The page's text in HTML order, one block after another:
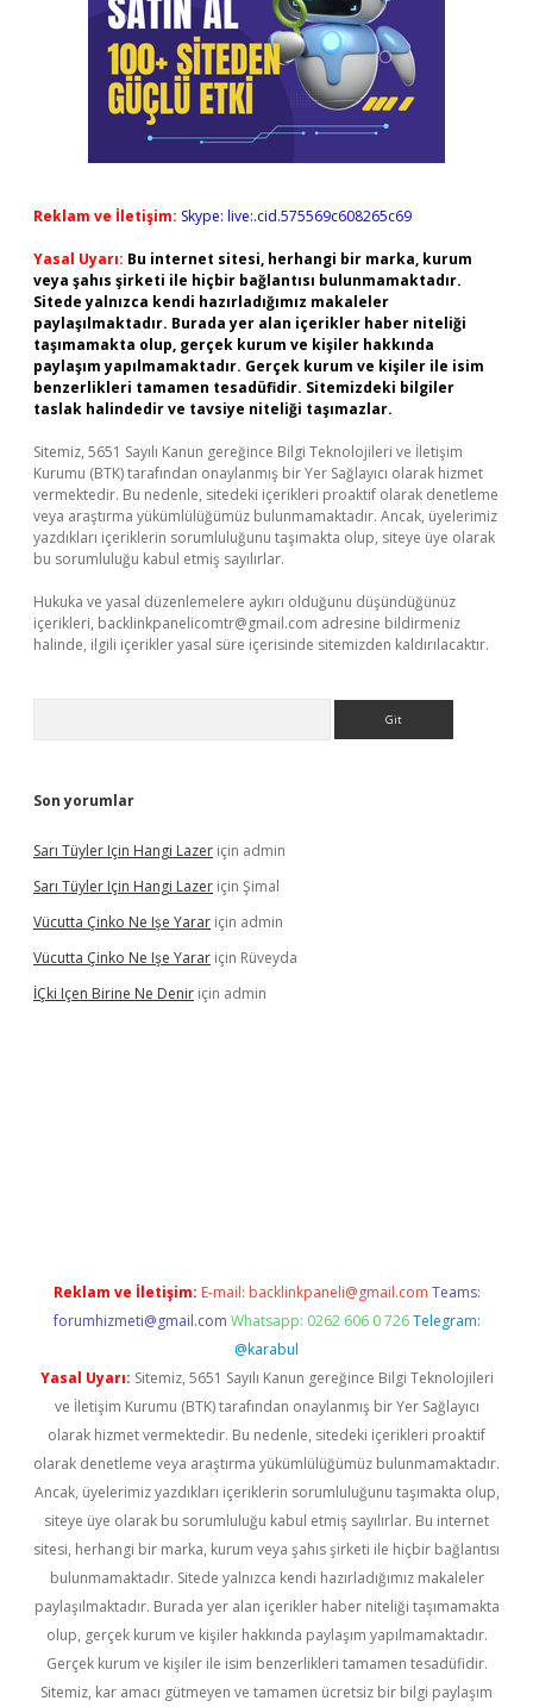
Reklam ve İletişim: Skype: live:.cid.575569c608265c69
Yasal Uyarı: Bu internet sitesi, herhangi bir marka, kurum
veya şahıs şirketi ile hiçbir bağlantısı bulunmamaktadır.
Sitede yalnızca kendi hazırladığımız makaleler
paylaşılmaktadır. Burada yer alan içerikler haber niteliği
taşımamakta olup, gerçek kurum ve kişiler hakkında
paylaşım yapılmamaktadır. Gerçek kurum ve kişiler ile isim
benzerlikleri tamamen tesadüfidir. Sitemizdeki bilgiler
taslak halindedir ve tavsiye niteliği taşımazlar.
Sitemiz, 5651 Sayılı Kanun gereğince Bilgi Teknolojileri ve İletişim
Kurumu (BTK) tarafından onaylanmış bir Yer Sağlayıcı olarak hizmet
vermektedir. Bu nedenle, sitedeki içerikleri proaktif olarak denetleme
veya araştırma yükümlülüğümüz bulunmamaktadır. Ancak, üyelerimiz
yazdıkları içeriklerin sorumluluğunu taşımakta olup, siteye üye olarak
bu sorumluluğu kabul etmiş sayılırlar.
Hukuka ve yasal düzenlemelere aykırı olduğunu düşündüğünüz
içerikleri, backlinkpanelicomtr@gmail.com adresine bildirmeniz
halinde, ilgili içerikler yasal süre içerisinde sitemizden kaldırılacaktır.
Son yorumlar
Sarı Tüyler Için Hangi Lazer için admin
Sarı Tüyler Için Hangi Lazer için Şimal
Vücutta Çinko Ne Işe Yarar için admin
Vücutta Çinko Ne Işe Yarar için Rüveyda
İÇki Içen Birine Ne Denir için admin
Reklam ve İletişim: E-mail: backlinkpaneli@gmail.com Teams:
forumhizmeti@gmail.com Whatsapp: 0262 606 0 726 Telegram:
@karabul
Yasal Uyarı: Sitemiz, 5651 Sayılı Kanun gereğince Bilgi Teknolojileri
ve İletişim Kurumu (BTK) tarafından onaylanmış bir Yer Sağlayıcı
olarak hizmet vermektedir. Bu nedenle, sitedeki içerikleri proaktif
olarak denetleme veya araştırma yükümlülüğümüz bulunmamaktadır.
Ancak, üyelerimiz yazdıkları içeriklerin sorumluluğunu taşımakta olup,
siteye üye olarak bu sorumluluğu kabul etmiş sayılırlar. Bu internet
sitesi, herhangi bir marka, kurum veya şahıs şirketi ile hiçbir bağlantısı
bulunmamaktadır. Sitede yalnızca kendi hazırladığımız makaleler
paylaşılmaktadır. Burada yer alan içerikler haber niteliği taşımamakta
olup, gerçek kurum ve kişiler hakkında paylaşım yapılmamaktadır.
Gerçek kurum ve kişiler ile isim benzerlikleri tamamen tesadüfidir.
Sitemiz, kar amacı gütmeyen ve tamamen ücretsiz bir bilgi paylaşım